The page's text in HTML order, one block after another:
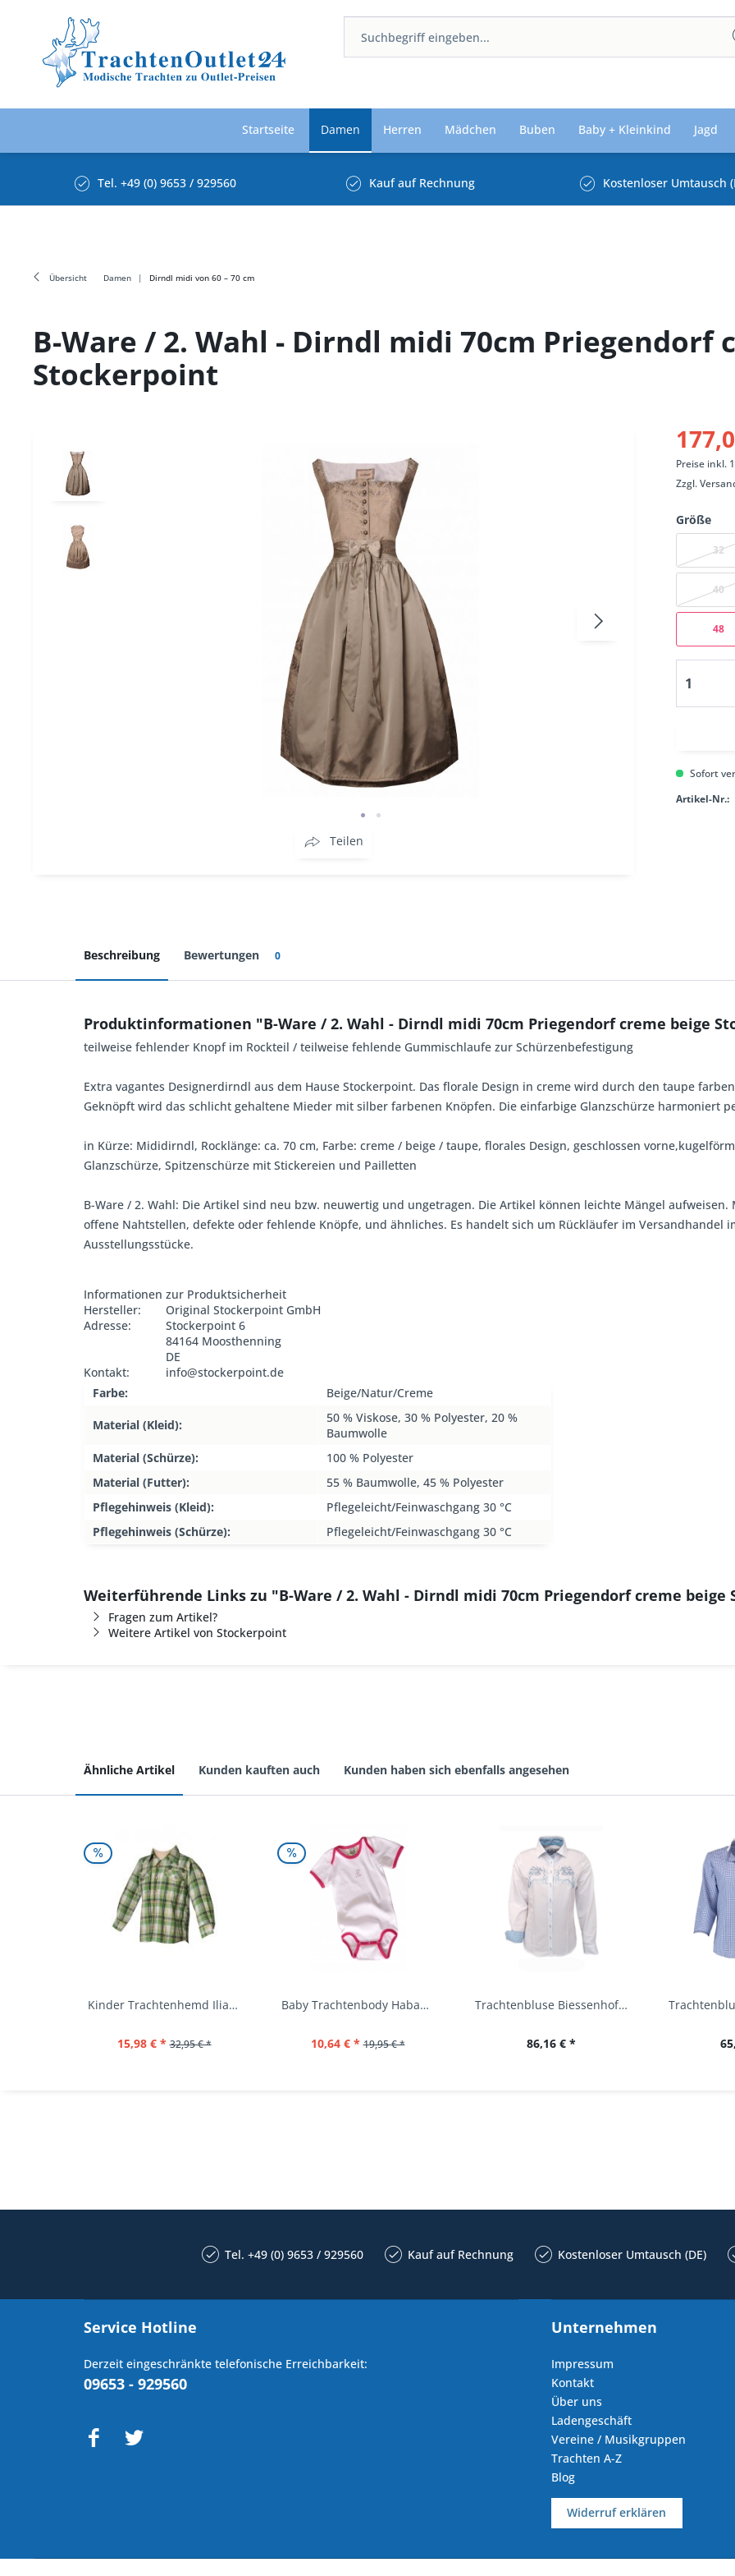
Startseite Damen Herren Mädchen Buben Baby + Kleinkind Jagd
Tel. +49 (0) 9653 / 929560 Kauf auf Rechnung Kostenloser Umtausch
Übersicht Damen Dirndl midi von 60 – 70 cm
B-Ware / 2. Wahl - Dirndl midi 70cm Priegendorf
Stockerpoint
Teilen
Preise inkl.
Zzgl.
Größe
32
40
48
Sofort
Artikel-Nr.:
Beschreibung Bewertungen 0
Produktinformationen "B-Ware / 2. Wahl - Dirndl midi 70cm Priegendorf creme beige
teilweise fehlender Knopf im Rockteil / teilweise fehlende Gummischlaufe zur Schürzenbefestigung
Extra vagantes Designerdirndl aus dem Hause Stockerpoint. Das florale Design in creme wird durch den taupe
Geknöpft wird das schlicht gehaltene Mieder mit silber farbenen Knöpfen. Die einfarbige Glanzschürze harmoniert
in Kürze: Mididirndl, Rocklänge: ca. 70 cm, Farbe: creme / beige / taupe, florales Design, geschlossen
Glanzschürze, Spitzenschürze mit Stickereien und Pailletten
B-Ware / 2. Wahl: Die Artikel sind neu bzw. neuwertig und ungetragen. Die Artikel können leichte Mängel
offene Nahtstellen, defekte oder fehlende Knöpfe, und ähnliches. Es handelt sich um Rückläufer im Versandhandel
Ausstellungsstücke.
Informationen zur Produktsicherheit
Hersteller:
Original Stockerpoint GmbH
Adresse:
Stockerpoint 6
84164 Moosthenning
DE
Kontakt:
info@stockerpoint.de
Farbe:
Beige/Natur/Creme
Material (Kleid):
50 % Viskose, 30 % Polyester, 20 %
Baumwolle
Material (Schürze):
100 % Polyester
Material (Futter):
55 % Baumwolle, 45 % Polyester
Pflegehinweis (Kleid):
Pflegeleicht/Feinwaschgang 30 °C
Pflegehinweis (Schürze):
Pflegeleicht/Feinwaschgang 30 °C
Weiterführende Links zu "B-Ware / 2. Wahl - Dirndl midi 70cm Priegendorf creme beige
Fragen zum Artikel?
Weitere Artikel von Stockerpoint
Ähnliche Artikel Kunden kauften auch Kunden haben sich ebenfalls angesehen
Kinder Trachtenhemd Ilias giftgrün langarm...
15,98 € * 32,95 € *
Baby Trachtenbody Habach weiß/pink Isar Trachten
10,64 € * 19,95 € *
Trachtenbluse Biessenhofen weiß Langarm OS...
86,16 € *
Tel. +49 (0) 9653 / 929560 Kauf auf Rechnung Kostenloser Umtausch (DE)
Service Hotline
Derzeit eingeschränkte telefonische Erreichbarkeit:
09653 - 929560
Unternehmen
Impressum
Kontakt
Über uns
Ladengeschäft
Vereine / Musikgruppen
Trachten A-Z
Blog
Widerruf erklären